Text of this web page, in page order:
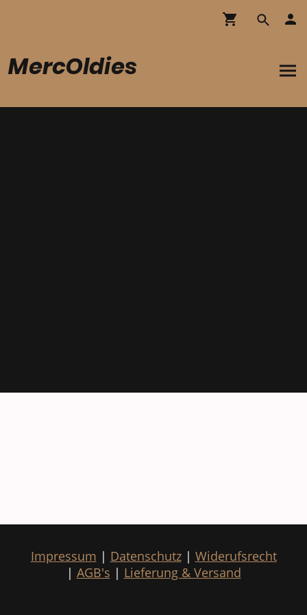
MercOldies
Impressum | Datenschutz| Widerufsrecht
| AGB's | Lieferung & Versand